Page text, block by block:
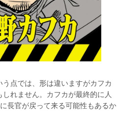
点では、形は違いますがカフカ
れません。カフカが最終的に人
長官が戻って来る可能性もあるか